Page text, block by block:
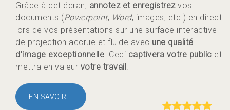
Grâce à cet écran, annotez et enregistrezvos
documents (Powerpoint, Word, images, etc.) en direct
lors de vos présentations sur une surface interactive
de projection accrue et fluide avec une qualité
d’image exceptionnelle. Ceci captivera votre public et
mettra en valeur votre travail .
EN SAVOIR +